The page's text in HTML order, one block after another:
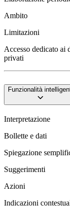
Ambito
Limitazioni
Accesso dedicato ai
privati
Funzionalità
Interpretazione
Bollette e dati
Spiegazione
Suggerimenti
Azioni
Indicazioni